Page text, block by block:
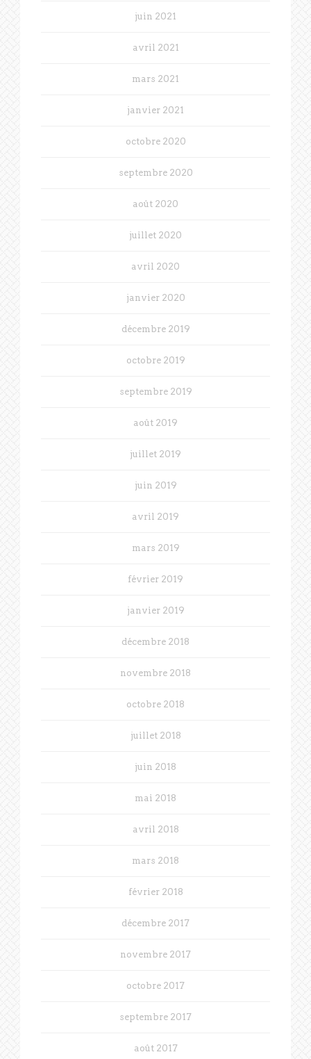
juin 2021
avril 2021
mars 2021
janvier 2021
octobre 2020
septembre 2020
août 2020
juillet 2020
avril 2020
janvier 2020
décembre 2019
octobre 2019
septembre 2019
août 2019
juillet 2019
juin 2019
avril 2019
mars 2019
février 2019
janvier 2019
décembre 2018
novembre 2018
octobre 2018
juillet 2018
juin 2018
mai 2018
avril 2018
mars 2018
février 2018
décembre 2017
novembre 2017
octobre 2017
septembre 2017
août 2017